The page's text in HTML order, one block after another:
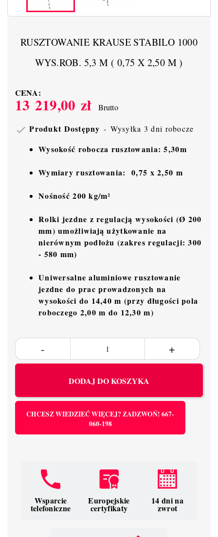
RUSZTOWANIE KRAUSE STABILO 1000
WYS.ROB. 5,3 M ( 0,75 X 2,50 M )
CENA:
13 219,00 zł Brutto
 Produkt Dostępny Wysyłka 3 dni robocze
Wysokość robocza rusztowania: 5,30m
Wymiary rusztowania: 0,75 x 2,50 m
Nośność 200 kg/m²
Rolki jezdne z regulacją wysokości (Ø 200
mm) umożliwiają użytkowanie na
nierównym podłożu (zakres regulacji: 300
- 580 mm)
Uniwersalne aluminiowe rusztowanie
jezdne do prac prowadzonych na
wysokości do 14,40 m (przy długości pola
roboczego 2,00 m do 12,30 m)
DODAJ DO KOSZYKA
CHCESZ WIEDZIEĆ WIĘCEJ? ZADZWOŃ! 667-
060-198
Wsparcie
telefoniczne
Europejskie
certyfikaty
14 dni na
zwrot